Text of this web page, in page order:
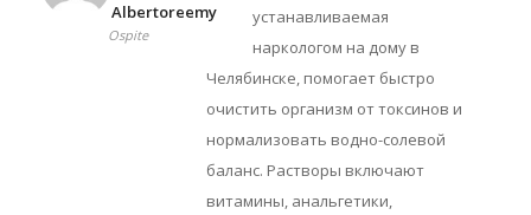
Albertoreemy
Ospite
устанавливаемая
наркологом на дому в
Челябинске, помогает быстро
очистить организм от токсинов и
нормализовать водно-солевой
баланс. Растворы включают
витамины, анальгетики,